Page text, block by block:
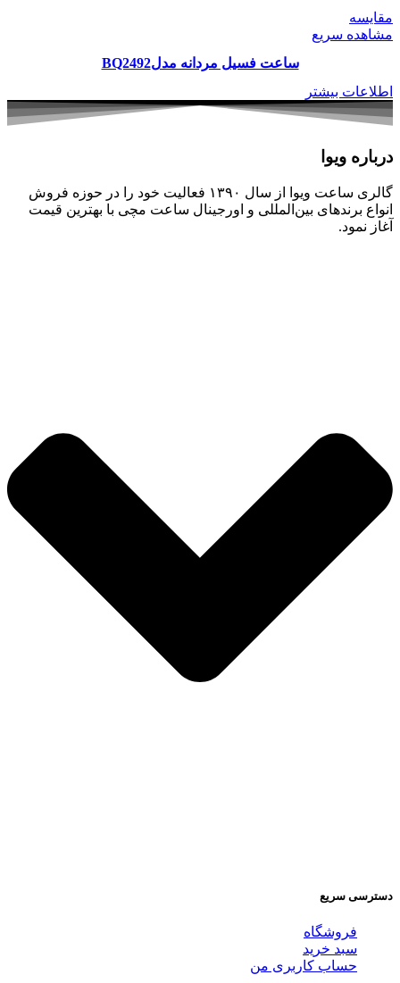
مقایسه
مشاهده سریع
ساعت فسیل مردانه مدلBQ2492
اطلاعات بیشتر
درباره ویوا
گالری ساعت ویوا از سال ۱۳۹۰ فعالیت خود را در حوزه فروش
انواع برندهای بین‌المللی و اورجینال ساعت مچی با بهترین قیمت
آغاز نمود.
دسترسی سریع
فروشگاه
سبد خرید
حساب کاربری من